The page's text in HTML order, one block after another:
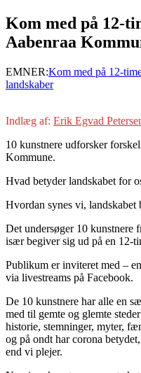
Kom med på 12-
Aabenraa
EMNER:Kom med på 12-
landskaber
Indlæg af: Erik Egvad
10 kunstnere udforsker
Kommune.
Hvad betyder landskabet for
Hvordan synes vi, landskabet
Det undersøger 10 kunstnere
især begiver sig ud på en 12-
Publikum er inviteret med –
via livestreams på Facebook.
De 10 kunstnere har alle en
med til gemte og glemte
historie, stemninger, myter,
og på ondt har corona
end vi plejer.